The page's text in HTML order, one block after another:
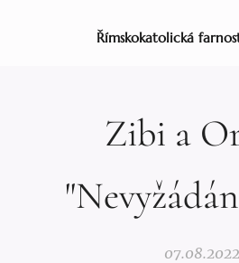
Římskokatolická
Zibi a
07.08.2022